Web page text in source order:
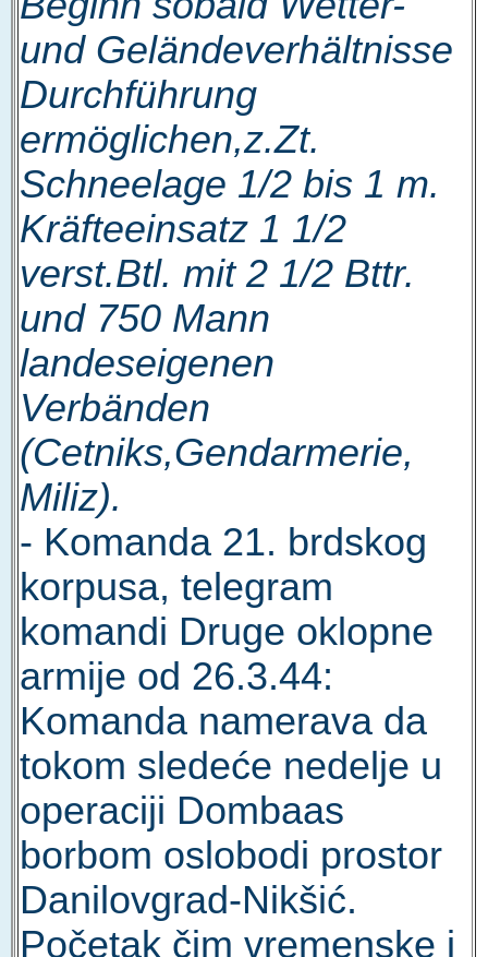
und Geländeverhältnisse
Durchführung
ermöglichen,z.Zt.
Schneelage 1/2 bis 1 m.
Kräfteeinsatz 1 1/2
verst.Btl. mit 2 1/2 Bttr.
und 750 Mann
landeseigenen
Verbänden
(Cetniks,Gendarmerie,
Miliz).
- Komanda 21. brdskog
korpusa, telegram
komandi Druge oklopne
armije od 26.3.44:
Komanda namerava da
tokom sledeće nedelje u
operaciji Dombaas
borbom oslobodi prostor
Danilovgrad-Nikšić.
Početak čim vremenske i